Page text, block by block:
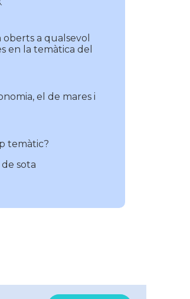
a qualsevol
en la temàtica del
el de mares i
temàtic?
sota